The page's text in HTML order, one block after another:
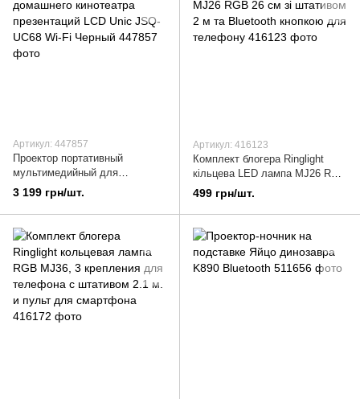
Артикул: 447857
Проектор портативный
мультимедийный для
домашнего кинотеатра
презентаций LCD Unic JSQ-
UC68 Wi-Fi Черный
3 199 грн/шт.
Артикул: 416123
Комплект блогера Ringlight
кільцева LED лампа MJ26 RGB
26 см зі штативом 2 м та
Bluetooth кнопкою для
телефону
499 грн/шт.